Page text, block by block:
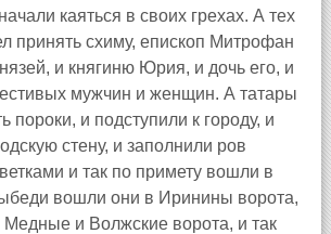
каяться в своих грехах. А тех
принять схиму, епископ Митрофан
и княгиню Юрия, и дочь его, и
мужчин и женщин. А татары
пороки, и подступили к городу, и
стену, и заполнили ров
и так по примету вошли в
вошли они в Иринины ворота,
и Волжские ворота, и так